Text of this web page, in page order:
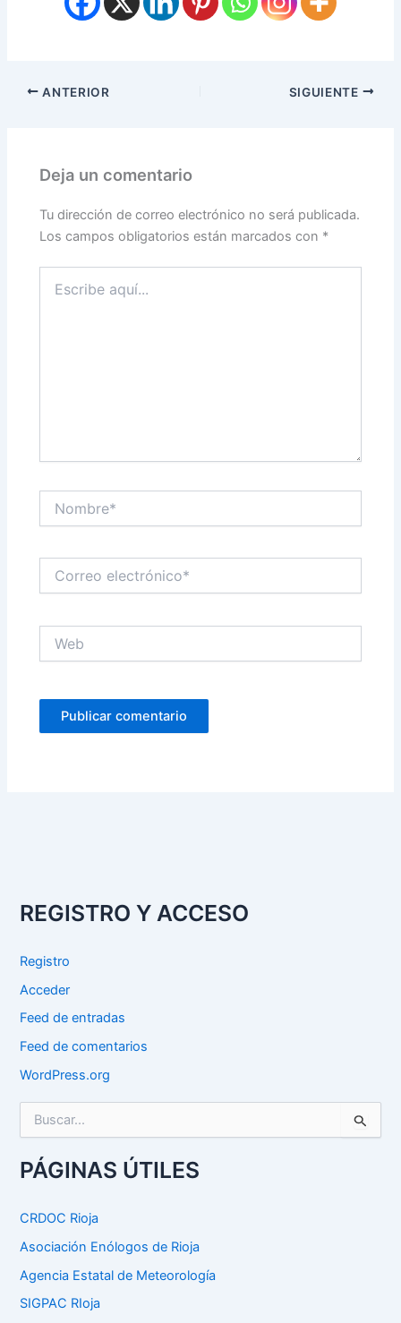
ANTERIOR SIGUIENTE
Deja un comentario
Tu dirección de correo electrónico no será publicada.
Los campos obligatorios están marcados con *
aquí...
electrónico*
REGISTRO Y ACCESO
Registro
Acceder
Feed de entradas
Feed de comentarios
WordPress.org
c
a
p
r
:
PÁGINAS ÚTILES
CRDOC Rioja
Asociación Enólogos de Rioja
Agencia Estatal de Meteorología
SIGPAC RIoja